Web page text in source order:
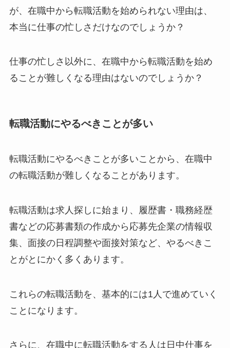
が、在職中から転職活動を始められない理由は、
本当に仕事の忙しさだけなのでしょうか？
仕事の忙しさ以外に、在職中から転職活動を始め
ることが難しくなる理由はないのでしょうか？
転職活動にやるべきことが多い
転職活動にやるべきことが多いことから、在職中
の転職活動が難しくなることがあります。
転職活動は求人探しに始まり、履歴書・職務経歴
書などの応募書類の作成から応募先企業の情報収
集、面接の日程調整や面接対策など、やるべきこ
とがとにかく多くあります。
これらの転職活動を、基本的には1人で進めていく
ことになります。
さらに、在職中に転職活動をする人は日中仕事を